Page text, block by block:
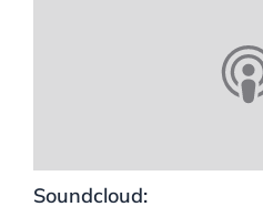
Soundcloud: